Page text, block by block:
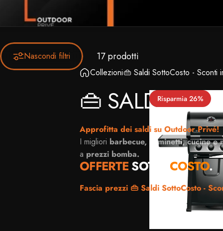
Collezioni👜 Saldi SottoCosto - Sconti
👜 SALDI
Approfitta dei saldi su Outdoor Privé!
I migliori barbecue, caminetti, cucine
a prezzi bomba.
OFFERTE SOTTO COSTO.
Fascia prezzi 👜 Saldi SottoCosto -
Nascondi filtri 17 prodotti
4.4
Risparmia 26%